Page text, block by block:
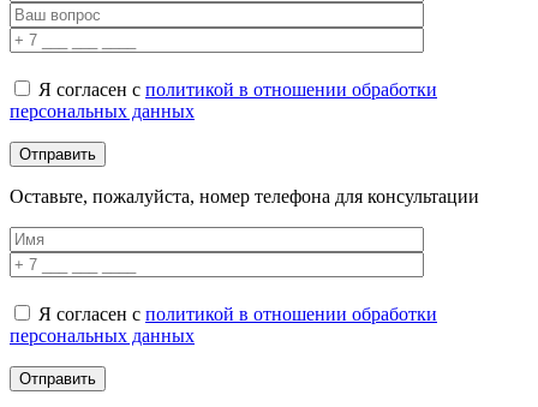
Я согласен с политикой в отношении обработки
персональных данных
Оставьте, пожалуйста, номер телефона для консультации
Я согласен с политикой в отношении обработки
персональных данных